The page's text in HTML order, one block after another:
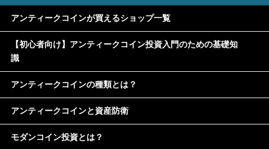
アンティークコインが買えるショップ一覧
【初心者向け】アンティークコイン投資入門のための基礎知
識
アンティークコインの種類とは？
アンティークコインと資産防衛
モダンコイン投資とは？